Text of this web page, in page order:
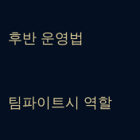
후반 운영법
팀파이트시 역할